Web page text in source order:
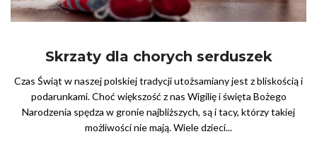
Skrzaty dla chorych serduszek
Czas Świąt w naszej polskiej tradycji utożsamiany jest z bliskością i
podarunkami. Choć większość z nas Wigilię i święta Bożego
Narodzenia spędza w gronie najbliższych, są i tacy, którzy takiej
możliwości nie mają. Wiele dzieci...